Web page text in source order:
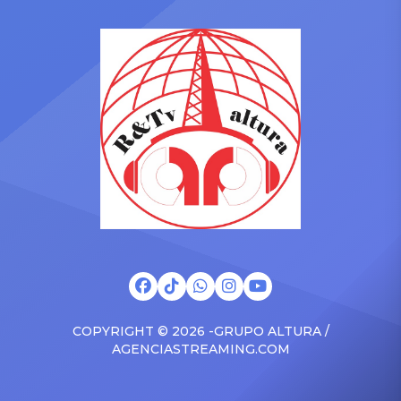
un emotivo mensaje a
Karol G tras recibir un
reconocimiento por su
colaboración musical
“Verano Rosa”. Te puede
interesar ¿Casualidad? Feid
sorprendió con publicación
tras video de Karol G […]
de Daddy Yankee. El artista
británico sorprendió a sus
fanáticos al invitar al
llamado “Big Boss” como
invitado especial durante
una de las presentaciones
de su gira “Loop Tour”. […]
COPYRIGHT © 2026 -GRUPO ALTURA /
AGENCIASTREAMING.COM